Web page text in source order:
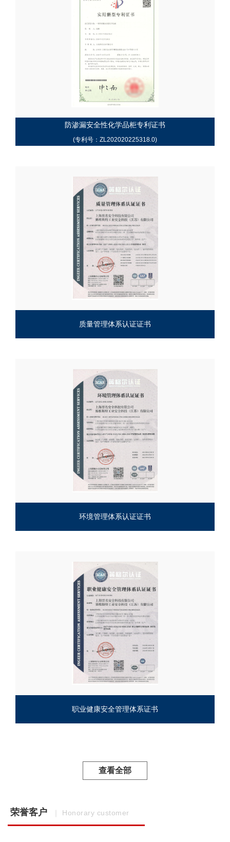
防渗漏安全性化学品柜专利证书
(专利号：ZL202020225318.0)
质量管理体系认证证书
环境管理体系认证证书
职业健康安全管理体系证书
查看全部
荣誉客户 ｜ Honorary customer